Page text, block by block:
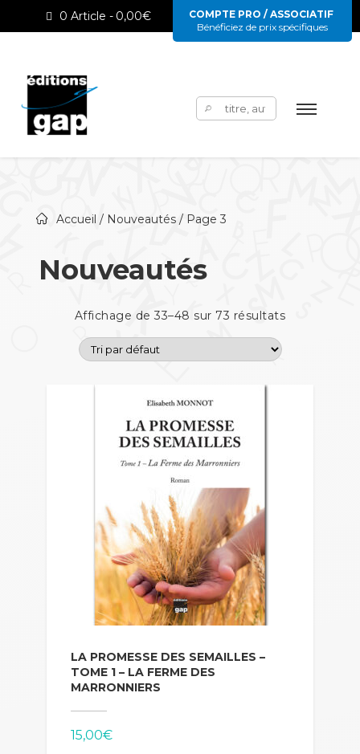
0 Article 0,00€
COMPTE PRO / ASSOCIATIF
Bénéficiez de prix spécifiques
Rechercher :
Accueil / Nouveautés/ Page 3
Nouveautés
Affichage de 33–48 sur 73 résultats
LA PROMESSE DES SEMAILLES –
TOME 1 – LA FERME DES
MARRONNIERS
15,00€